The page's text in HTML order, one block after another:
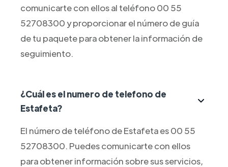
comunicarte con ellos al teléfono 00 55
52708300 y proporcionar el número de guía
de tu paquete para obtener la información de
seguimiento.
¿Cuál es el numero de telefono de
Estafeta?
El número de teléfono de Estafeta es 00 55
52708300. Puedes comunicarte con ellos
para obtener información sobre sus servicios,